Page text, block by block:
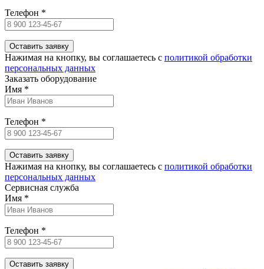
Телефон *
Нажимая на кнопку, вы соглашаетесь c политикой обработки
персональных данных
Заказать оборудование
Имя *
Телефон *
Нажимая на кнопку, вы соглашаетесь c политикой обработки
персональных данных
Сервисная служба
Имя *
Телефон *